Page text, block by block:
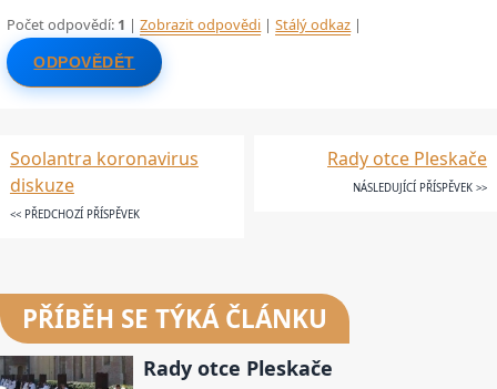
Počet odpovědí: 1 |Zobrazit odpovědi |Stálý odkaz |
ODPOVĚDĚT
Soolantra koronavirus
diskuze
<< PŘEDCHOZÍ PŘÍSPĚVEK
Rady otce Pleskače
NÁSLEDUJÍCÍ PŘÍSPĚVEK >>
PŘÍBĚH SE TÝKÁ ČLÁNKU
Rady otce Pleskače